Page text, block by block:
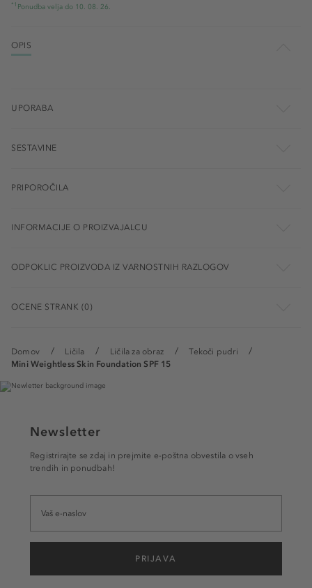
Domov Ličila Ličila za obraz
Tekoči pudri
Mini Weightless Skin Foundation SPF 15
*1 Ponudba velja do 10. 08. 26.
OPIS
UPORABA
SESTAVINE
PRIPOROČILA
INFORMACIJE O PROIZVAJALCU
ODPOKLIC PROIZVODA IZ VARNOSTNIH RAZLOGOV
OCENE STRANK (0)
Newsletter
Registrirajte se zdaj in prejmite e-poštna obvestila o vseh
trendih in ponudbah!
PRIJAVA